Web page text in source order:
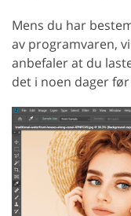
Mens du har
av programvaren,
anbefaler at du
det i noen dager